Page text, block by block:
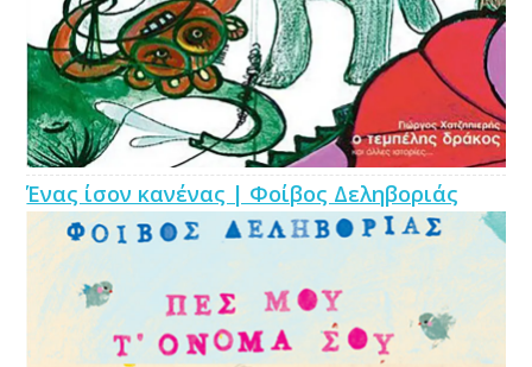
Ένας ίσον κανένας | Φοίβος Δεληβοριάς